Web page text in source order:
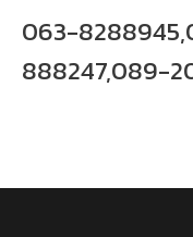
063-
888247,089-